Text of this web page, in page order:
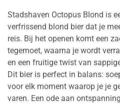
Stadshaven Octopus Blond is
verfrissend blond bier dat je
reis. Bij het openen komt een
tegemoet, waarna je wordt
en een fruitige twist van
Dit bier is perfect in balans:
voor elk moment waarop je je
varen. Een ode aan